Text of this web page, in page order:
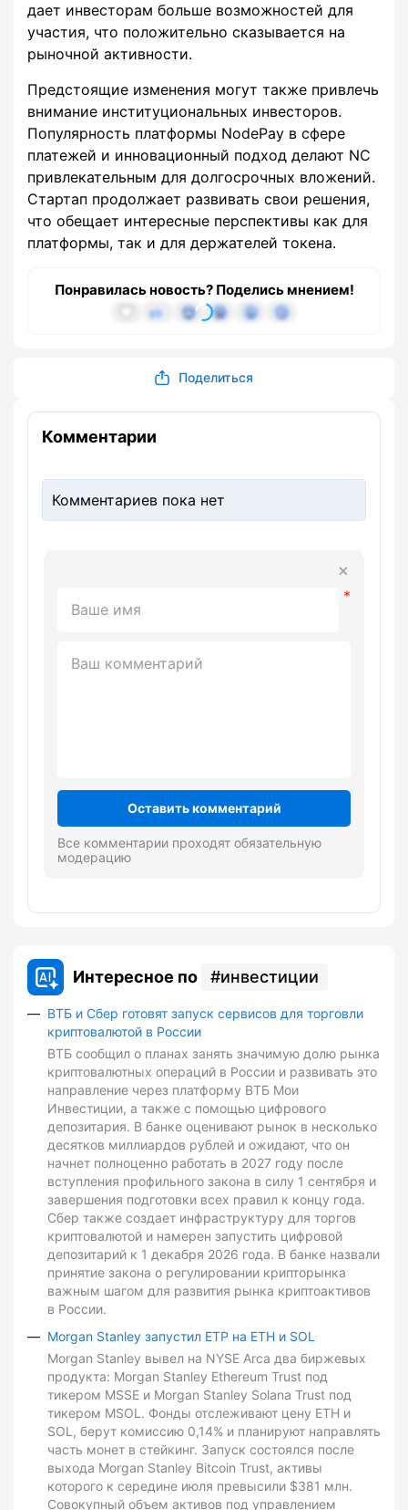
дает инвесторам больше возможностей для
участия, что положительно сказывается на
рыночной активности.
Предстоящие изменения могут также привлечь
внимание институциональных инвесторов.
Популярность платформы NodePay в сфере
платежей и инновационный подход делают NC
привлекательным для долгосрочных вложений.
Стартап продолжает развивать свои решения,
что обещает интересные перспективы как для
платформы, так и для держателей токена.
Понравилась новость? Поделись мнением!
Поделиться
Комментарии
Комментариев пока нет
Оставить комментарий
Все комментарии проходят обязательную
модерацию
Интересное по инвестиции
ВТБ и Сбер готовят запуск сервисов для торговли
криптовалютой в России
ВТБ сообщил о планах занять значимую долю рынка
криптовалютных операций в России и развивать это
направление через платформу ВТБ Мои
Инвестиции, а также с помощью цифрового
депозитария. В банке оценивают рынок в несколько
десятков миллиардов рублей и ожидают, что он
начнет полноценно работать в 2027 году после
вступления профильного закона в силу 1 сентября и
завершения подготовки всех правил к концу года.
Сбер также создает инфраструктуру для торгов
криптовалютой и намерен запустить цифровой
депозитарий к 1 декабря 2026 года. В банке назвали
принятие закона о регулировании крипторынка
важным шагом для развития рынка криптоактивов
в России.
Morgan Stanley запустил ETP на ETH и SOL
Morgan Stanley вывел на NYSE Arca два биржевых
продукта: Morgan Stanley Ethereum Trust под
тикером MSSE и Morgan Stanley Solana Trust под
тикером MSOL. Фонды отслеживают цену ETH и
SOL, берут комиссию 0,14% и планируют направлять
часть монет в стейкинг. Запуск состоялся после
выхода Morgan Stanley Bitcoin Trust, активы
которого к середине июля превысили $381 млн.
Совокупный объем активов под управлением